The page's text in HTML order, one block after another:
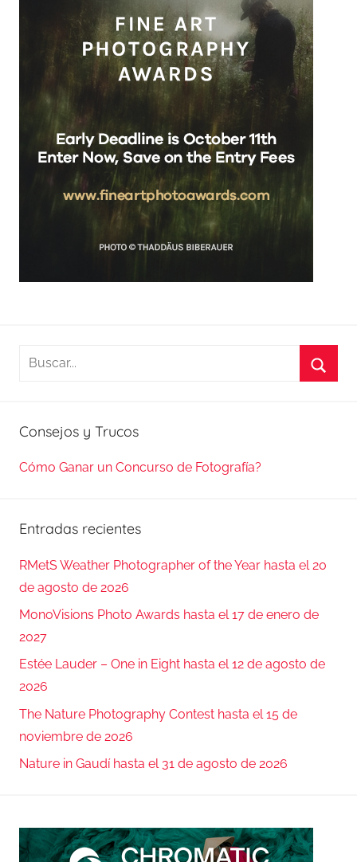
Buscar:
Consejos y Trucos
Cómo Ganar un Concurso de Fotografía?
Entradas recientes
RMetS Weather Photographer of the Year hasta el 20
de agosto de 2026
MonoVisions Photo Awards hasta el 17 de enero de
2027
Estée Lauder – One in Eight hasta el 12 de agosto de
2026
The Nature Photography Contest hasta el 15 de
noviembre de 2026
Nature in Gaudí hasta el 31 de agosto de 2026